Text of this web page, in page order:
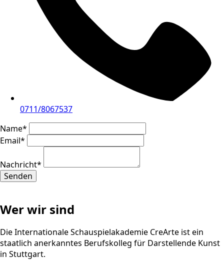
0711/8067537
Name*
Email*
Nachricht*
Senden
Wer wir sind
Die Internationale Schauspielakademie CreArte ist ein
staatlich anerkanntes Berufskolleg für Darstellende Kunst
in Stuttgart.